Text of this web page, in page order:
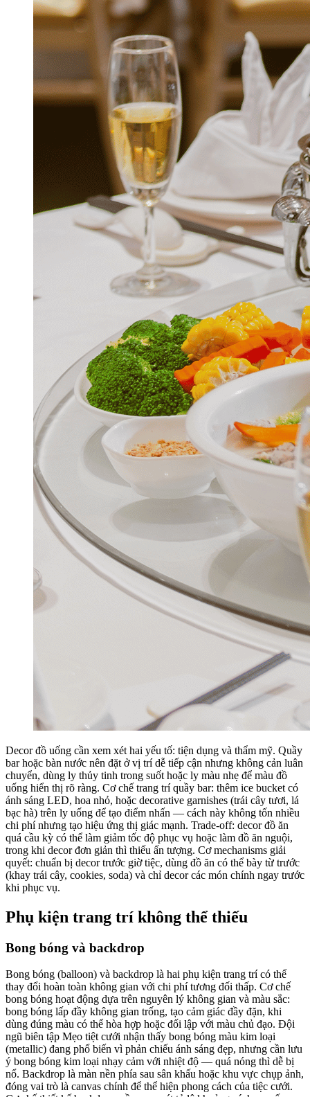
Decor đồ uống cần xem xét hai yếu tố: tiện dụng và thẩm mỹ. Quầy
bar hoặc bàn nước nên đặt ở vị trí dễ tiếp cận nhưng không cản luân
chuyển, dùng ly thủy tinh trong suốt hoặc ly màu nhẹ để màu đồ
uống hiển thị rõ ràng. Cơ chế trang trí quầy bar: thêm ice bucket có
ánh sáng LED, hoa nhỏ, hoặc decorative garnishes (trái cây tươi, lá
bạc hà) trên ly uống để tạo điểm nhấn — cách này không tốn nhiều
chi phí nhưng tạo hiệu ứng thị giác mạnh. Trade-off: decor đồ ăn
quá cầu kỳ có thể làm giảm tốc độ phục vụ hoặc làm đồ ăn nguội,
trong khi decor đơn giản thì thiếu ấn tượng. Cơ mechanisms giải
quyết: chuẩn bị decor trước giờ tiệc, dùng đồ ăn có thể bày từ trước
(khay trái cây, cookies, soda) và chỉ decor các món chính ngay trước
khi phục vụ.
Phụ kiện trang trí không thể thiếu
Bong bóng và backdrop
Bong bóng (balloon) và backdrop là hai phụ kiện trang trí có thể
thay đổi hoàn toàn không gian với chi phí tương đối thấp. Cơ chế
bong bóng hoạt động dựa trên nguyên lý không gian và màu sắc:
bong bóng lấp đầy không gian trống, tạo cảm giác đầy đặn, khi
dùng đúng màu có thể hòa hợp hoặc đối lập với màu chủ đạo. Đội
ngũ biên tập Mẹo tiệt cưới nhận thấy bong bóng màu kim loại
(metallic) đang phổ biến vì phản chiếu ánh sáng đẹp, nhưng cần lưu
ý bong bóng kim loại nhạy cảm với nhiệt độ — quá nóng thì dễ bị
nổ. Backdrop là màn nền phía sau sân khấu hoặc khu vực chụp ảnh,
đóng vai trò là canvas chính để thể hiện phong cách của tiệc cưới.